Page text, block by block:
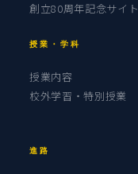
創立80周年記念サイト
授業・学科
授業内容
校外学習・特別授業
進路